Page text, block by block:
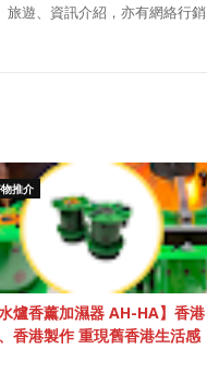
旅遊、資訊介紹，亦有網絡行銷
推介
水爐香薰加濕器 AH-HA】香港
香港製作 重現舊香港生活感